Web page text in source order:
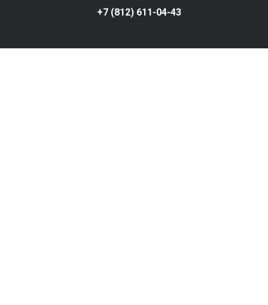
+7 (812) 611-04-43